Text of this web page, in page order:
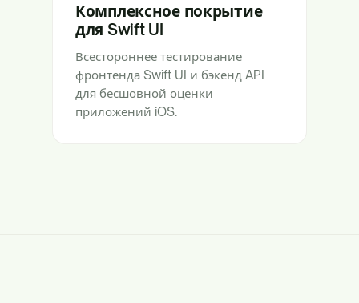
Комплексное покрытие
для Swift UI
Всестороннее тестирование
фронтенда Swift UI и бэкенд API
для бесшовной оценки
приложений iOS.